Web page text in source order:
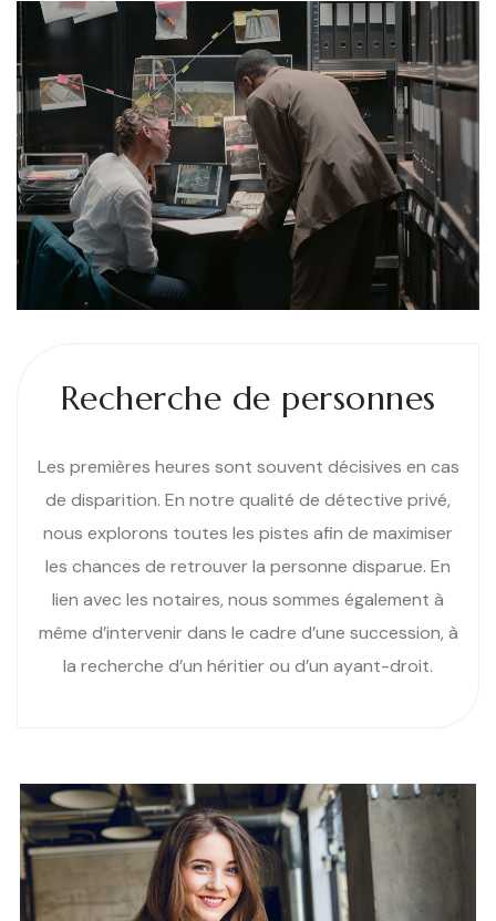
Recherche de personnes
Les premières heures sont souvent décisives en cas
de disparition. En notre qualité de détective privé,
nous explorons toutes les pistes afin de maximiser
les chances de retrouver la personne disparue. En
lien avec les notaires, nous sommes également à
même d’intervenir dans le cadre d’une succession, à
la recherche d’un héritier ou d’un ayant-droit.